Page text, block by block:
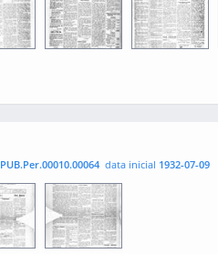
0002 0003
PUB.Per.00010.00064 data inicial 1932-07-09